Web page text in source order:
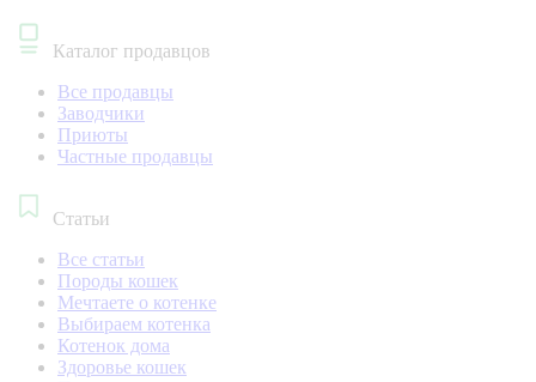
Каталог продавцов
Все продавцы
Заводчики
Приюты
Частные продавцы
Статьи
Все статьи
Породы кошек
Мечтаете о котенке
Выбираем котенка
Котенок дома
Здоровье кошек